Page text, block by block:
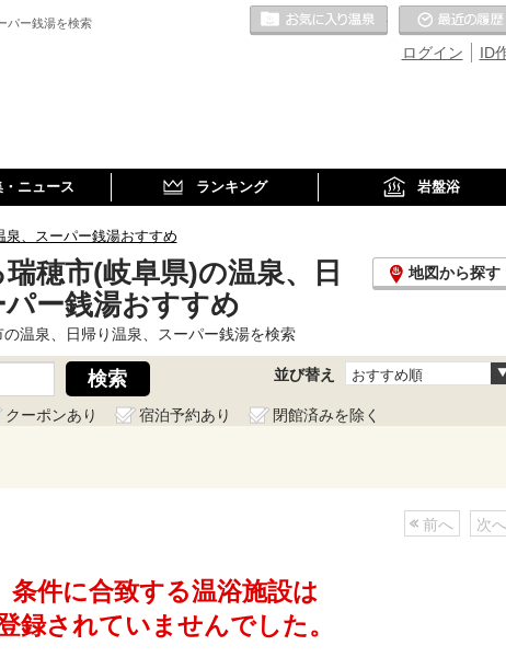
パー銭湯を検索
ID
ログイン
お気に入りの温泉
・ニュース ランキング 岩盤浴
、スーパー銭湯おすすめ
穂市(岐阜県)の温泉、日
ー銭湯おすすめ
地図から探す
温泉、日帰り温泉、スーパー銭湯を検索
並び替え おすすめ順
クーポンあり 宿泊予約あり
閉館済みを除く
前へ 次へ
条件に合致する温浴施設は
録されていませんでした。